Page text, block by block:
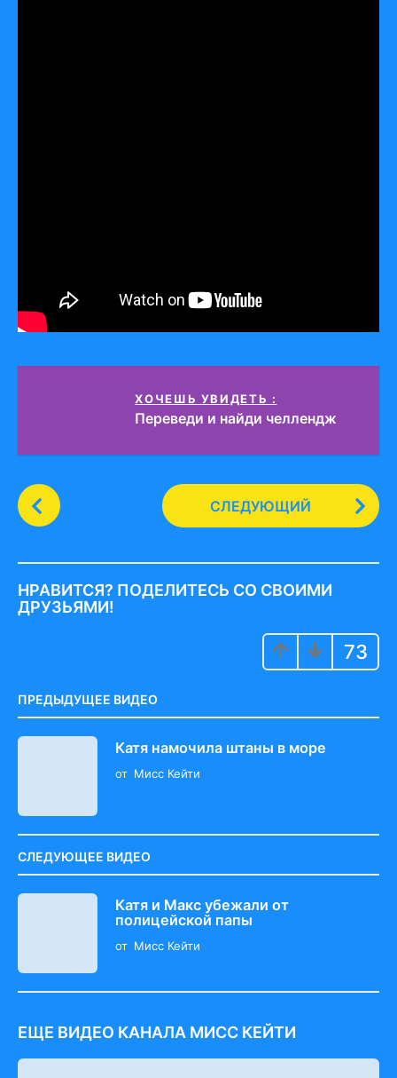
ХОЧЕШЬ УВИДЕТЬ :
Переведи и найди челлендж
P
o
t
P
a
a
t
i
СЛЕДУЮЩИЙ
НРАВИТСЯ? ПОДЕЛИТЕСЬ СО СВОИМИ
ДРУЗЬЯМИ!
73
ПРЕДЫДУЩЕЕ ВИДЕО
Катя намочила штаны в море
от Мисс Кейти
СЛЕДУЮЩЕЕ ВИДЕО
Катя и Макс убежали от
полицейской папы
от Мисс Кейти
ЕЩЕ ВИДЕО КАНАЛА МИСС КЕЙТИ